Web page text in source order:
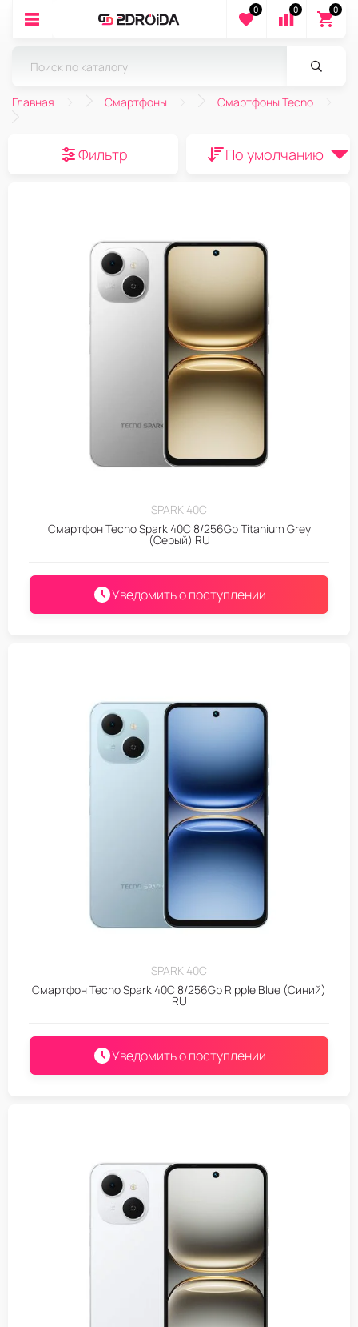
0 0 0
Главная Смартфоны Смартфоны Tecno
Фильтр По умолчанию
SPARK 40C
Смартфон Tecno Spark 40C 8/256Gb Titanium Grey
(Серый) RU
Уведомить о поступлении
SPARK 40C
Смартфон Tecno Spark 40C 8/256Gb Ripple Blue (Синий)
RU
Уведомить о поступлении